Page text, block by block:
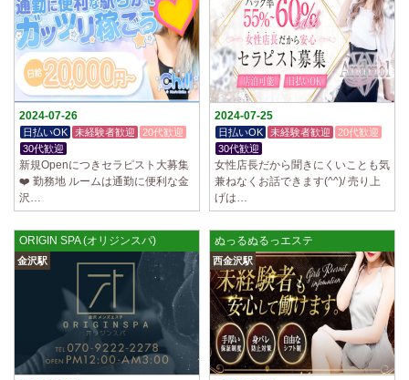
2024-07-26
日払いOK 未経験者歓迎
20代歓迎
30代歓迎
新規Openにつきセラピスト大募集
❤️ 勤務地 ルームは通勤に便利な金
沢…
2024-07-25
日払いOK 未経験者歓迎
20代歓迎
30代歓迎
女性店長だから聞きにくいことも気
兼ねなくお話できます(^^)/ 売り上
げは…
ORIGIN SPA (オリジンスパ)
金沢駅
ぬっるぬるっエステ
西金沢駅